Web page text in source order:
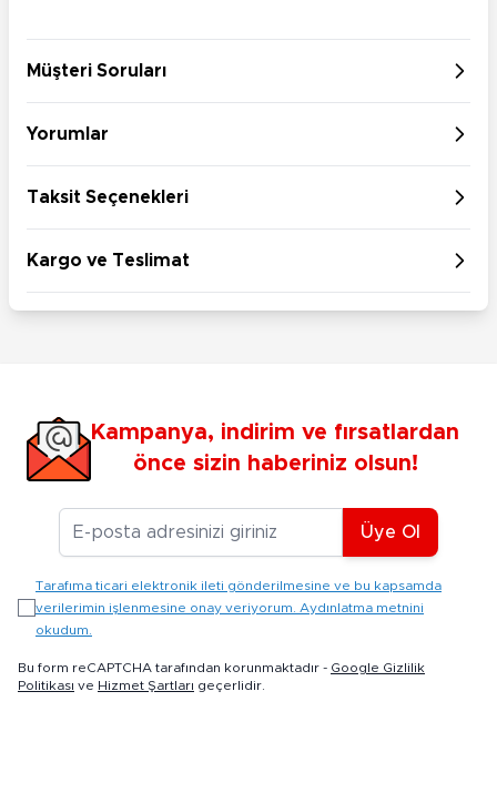
Müşteri Soruları
Yorumlar
Taksit Seçenekleri
Kargo ve Teslimat
Kampanya, indirim ve fırsatlardan
önce sizin haberiniz olsun!
E-posta Adresiniz
Üye Ol
Tarafıma ticari elektronik ileti gönderilmesine ve bu kapsamda
verilerimin işlenmesine onay veriyorum. Aydınlatma metnini
okudum.
Bu form reCAPTCHA tarafından korunmaktadır - Google Gizlilik
Politikası ve Hizmet Şartları geçerlidir.